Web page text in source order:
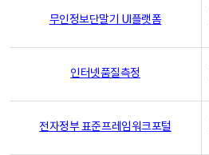
무인정보단말기 UI플랫폼
인터넷품질측정
전자정부 표준프레임워크포털